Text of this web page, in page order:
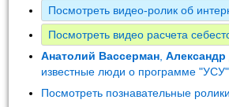
Посмотреть видео-ролик об
Посмотреть видео расчета
Анатолий Вассерман ,Александр
известные люди о программе "УСУ"
Посмотреть познавательные